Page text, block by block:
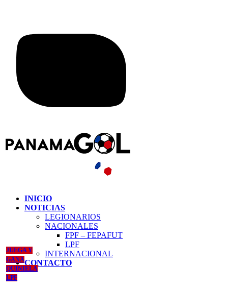
INICIO
NOTICIAS
LEGIONARIOS
NACIONALES
FPF – FEPAFUT
LPF
INTERNACIONAL
CONTACTO
JUEGA Y
GANA
QUINIELA
LPF